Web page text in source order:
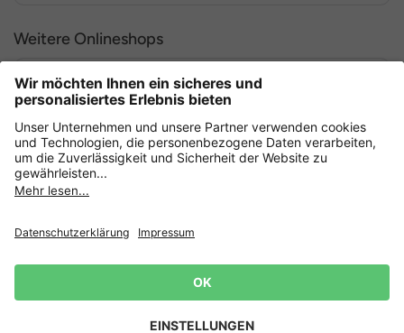
Weitere Onlineshops
Deutschland
Sicher einkaufen mit
AGB
Lieferbedingungen
Impressum Cookie Einstellungen